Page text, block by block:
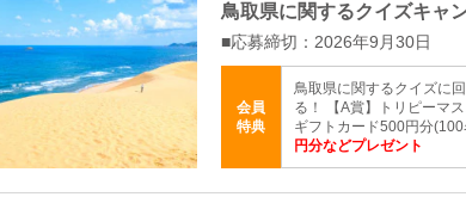
鳥取県に関するクイズキャ
■応募締切：2026年9月30日
会員
特典
鳥取県に関するクイズに
る！ 【A賞】トリピーマ
ギフトカード500円分
円分などプレゼント